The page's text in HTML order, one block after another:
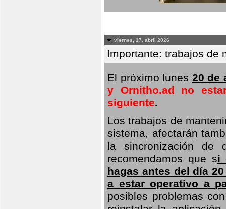
viernes, 17. abril 2026
Importante: trabajos de
El próximo lunes 20 de
y Ornitho.ad no
siguiente.
Los trabajos de
sistema, afectarán
la sincronización de
recomendamos que si
hagas antes del día
a estar operativo a
posibles problemas